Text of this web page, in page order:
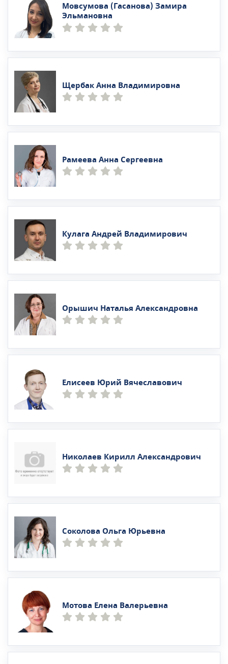
Мовсумова (Гасанова) Замира
Эльмановна
Щербак Анна Владимировна
Рамеева Анна Сергеевна
Кулага Андрей Владимирович
Орышич Наталья Александровна
Елисеев Юрий Вячеславович
Николаев Кирилл Александрович
Соколова Ольга Юрьевна
Мотова Елена Валерьевна